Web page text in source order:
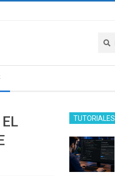
TUTORIALES